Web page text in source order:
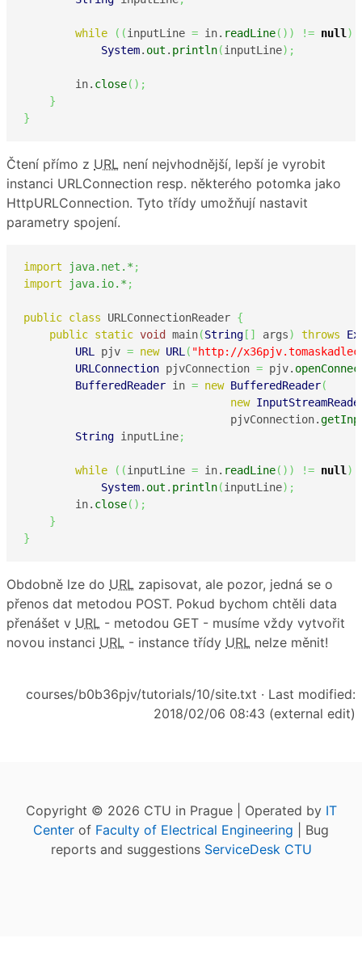
while ( (inputLine = in. readLine( ) ) != null)
System. out . println(inputLine) ;
        in.
close( ) ;
}
}
Čtení přímo z URL není nejvhodnější, lepší je vyrobit
instanci URLConnection resp. některého potomka jako
HttpURLConnection. Tyto třídy umožňují nastavit
parametry spojení.
import java.net.* ;
import
java.io.* ;
public class URLConnectionReader {
public static void main(String [ ] args) throws
URL pjv = new URL( "http://
URLConnection pjvConnection = pjv.
BufferedReader in = new BufferedReader(
new
                                pjvConnection.
String inputLine;
while ( (inputLine = in. readLine( ) ) != null)
System. out . println(inputLine) ;
        in.
close( ) ;
}
}
Obdobně lze do URL zapisovat, ale pozor, jedná se o
přenos dat metodou POST. Pokud bychom chtěli data
přenášet v URL - metodou GET - musíme vždy vytvořit
novou instanci URL - instance třídy URL nelze měnit!
courses/b0b36pjv/tutorials/10/site.txt · Last modified:
2018/02/06 08:43 (external edit)
Copyright © 2026 CTU in Prague | Operated by IT
Center of Faculty of Electrical Engineering | Bug
reports and suggestions ServiceDesk CTU